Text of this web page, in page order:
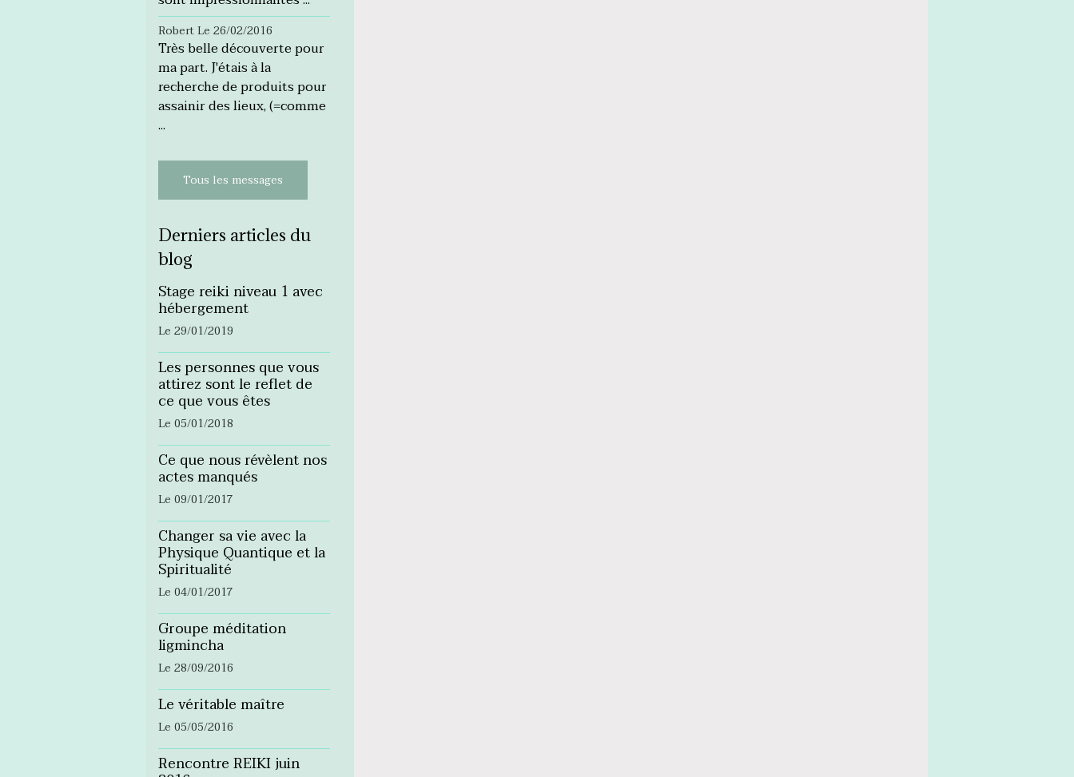
RobertLe 26/02/2016
Très belle découverte pour
ma part. J'étais à la
recherche de produits pour
assainir des lieux, (=comme
...
Tous les messages
Derniers articles du
blog
Stage reiki niveau 1 avec
hébergement
Le 29/01/2019
Les personnes que vous
attirez sont le reflet de
ce que vous êtes
Le 05/01/2018
Ce que nous révèlent nos
actes manqués
Le 09/01/2017
Changer sa vie avec la
Physique Quantique et la
Spiritualité
Le 04/01/2017
Groupe méditation
ligmincha
Le 28/09/2016
Le véritable maître
Le 05/05/2016
Rencontre REIKI juin